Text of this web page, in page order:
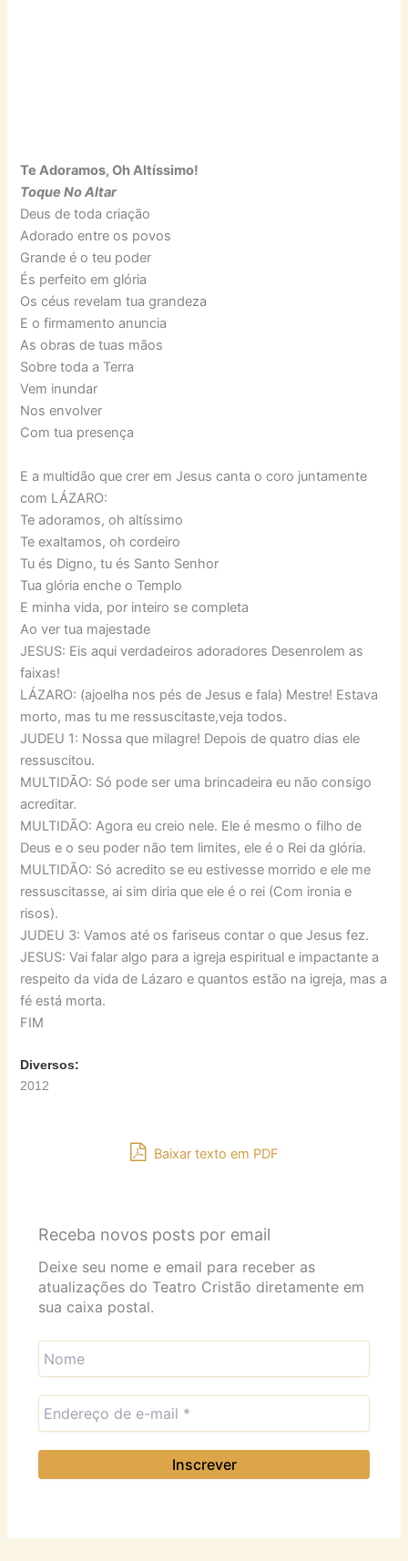
Te Adoramos, Oh Altíssimo!
Toque No Altar
Deus de toda criação
Adorado entre os povos
Grande é o teu poder
És perfeito em glória
Os céus revelam tua grandeza
E o firmamento anuncia
As obras de tuas mãos
Sobre toda a Terra
Vem inundar
Nos envolver
Com tua presença
E a multidão que crer em Jesus canta o coro juntamente
com LÁZARO:
Te adoramos, oh altíssimo
Te exaltamos, oh cordeiro
Tu és Digno, tu és Santo Senhor
Tua glória enche o Templo
E minha vida, por inteiro se completa
Ao ver tua majestade
JESUS: Eis aqui verdadeiros adoradores Desenrolem as
faixas!
LÁZARO: (ajoelha nos pés de Jesus e fala) Mestre! Estava
morto, mas tu me ressuscitaste,veja todos.
JUDEU 1: Nossa que milagre! Depois de quatro dias ele
ressuscitou.
MULTIDÃO: Só pode ser uma brincadeira eu não consigo
acreditar.
MULTIDÃO: Agora eu creio nele. Ele é mesmo o filho de
Deus e o seu poder não tem limites, ele é o Rei da glória.
MULTIDÃO: Só acredito se eu estivesse morrido e ele me
ressuscitasse, ai sim diria que ele é o rei (Com ironia e
risos).
JUDEU 3: Vamos até os fariseus contar o que Jesus fez.
JESUS: Vai falar algo para a igreja espiritual e impactante a
respeito da vida de Lázaro e quantos estão na igreja, mas a
fé está morta.
FIM
Diversos:
2012
Baixar texto em PDF
Receba novos posts por email
Deixe seu nome e email para receber as
atualizações do Teatro Cristão diretamente em
sua caixa postal.